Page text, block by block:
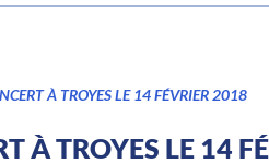
À TROYES LE 14 FÉVRIER 2018
À TROYES LE 14